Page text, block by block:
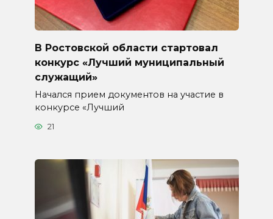
В Ростовской области стартовал
конкурс «Лучший муниципальный
служащий»
Начался прием документов на участие в
конкурсе «Лучший
21